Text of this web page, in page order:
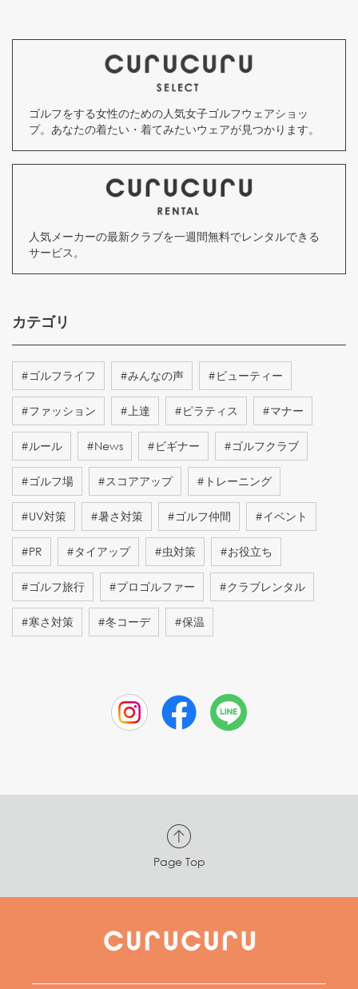
ゴルフをする女性のための人気女子ゴルフウェアショッ
プ。あなたの着たい・着てみたいウェアが見つかります。
人気メーカーの最新クラブを一週間無料でレンタルできる
サービス。
カテゴリ
#ゴルフライフ #みんなの声 #ビューティー
#ファッション #上達 #ピラティス #マナー
#ルール #News #ビギナー #ゴルフクラブ
#ゴルフ場 #スコアアップ # トレーニング
#UV対策 #暑さ対策 #ゴルフ仲間 #イベント
#PR #タイアップ #虫対策 #お役立ち
#ゴルフ旅行 #プロゴルファー #クラブレンタル
#寒さ対策 #冬コーデ #保温
Page Top